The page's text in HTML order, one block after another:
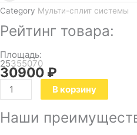
Category Мульти-сплит системы
Рейтинг товара:
Площадь:
25355070
30900 ₽
В корзину
Наши